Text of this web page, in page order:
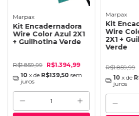
Marpax
Kit Encadernadora
Wire Color Azul 2X1
+ Guilhotina Verde
R$1.859,99
R$1.394,99
10 x de R$139,50 sem
juros
Marpax
Kit
Wire
2X1 +
Verde
R$1.859,99
10 x de
juros